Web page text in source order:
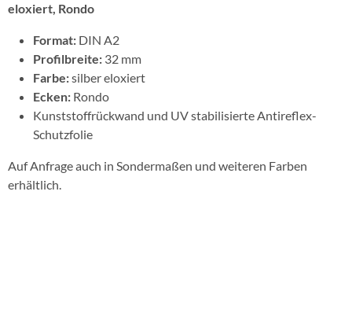
eloxiert, Rondo
Format: DIN A2
Profilbreite: 32 mm
Farbe:silber eloxiert
Ecken: Rondo
Kunststoffrückwand und UV stabilisierte Antireflex-
Schutzfolie
Auf Anfrage auch in Sondermaßen und weiteren Farben
erhältlich.